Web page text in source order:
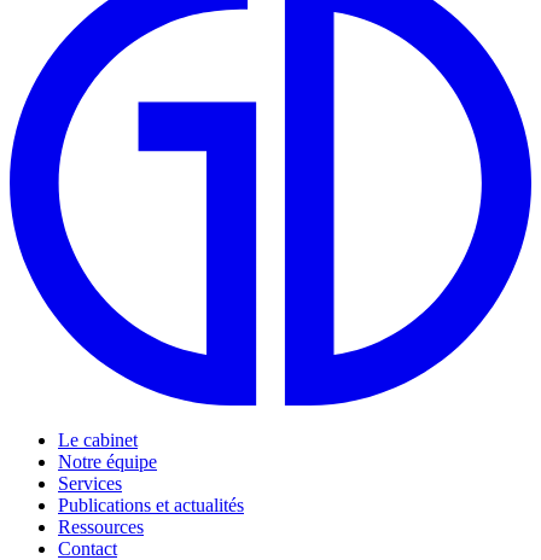
Le cabinet
Notre équipe
Services
Publications et actualités
Ressources
Contact